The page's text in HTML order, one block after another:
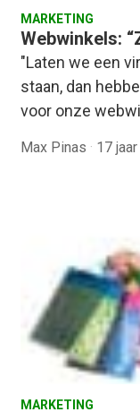
MARKETING
Webwinkels:
"Laten we een
staan, dan
voor onze
Max Pinas · 17
MARKETING